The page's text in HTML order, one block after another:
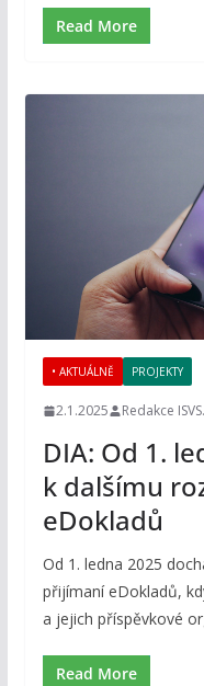
Read More
• AKTUÁLNĚ PROJEKTY
2.1.2025 Redakce
DIA: Od 1.
k dalšímu
eDokladů
Od 1. ledna 2025
přijímaní eDokladů,
a jejich příspěvkové
Read More